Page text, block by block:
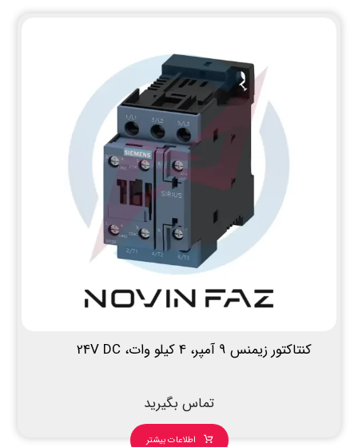
کنتاکتور زیمنس 9 آمپر، 4 کیلو وات، 24V DC
تماس بگیرید
اطلاعات بیشتر